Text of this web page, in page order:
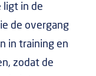
ligt in de
de overgang
in training en
zodat de